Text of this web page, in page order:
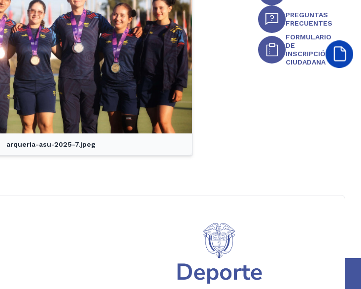
arqueria-asu-2025-7.jpeg
PREGUNTAS
FRECUENTES
FORMULARIO
DE
INSCRIPCIÓN
CIUDADANA